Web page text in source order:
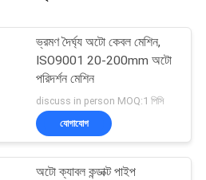
ভ্রমণ দৈর্ঘ্য অটো কেবল মেশিন,
ISO9001 20-200mm অটো
পরিদর্শন মেশিন
discuss in person MOQ:1 পিসি
যোগাযোগ
অটো ক্যাবল কন্ডাক্ট পাইপ